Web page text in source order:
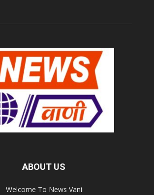
ABOUT US
Welcome To News Vani